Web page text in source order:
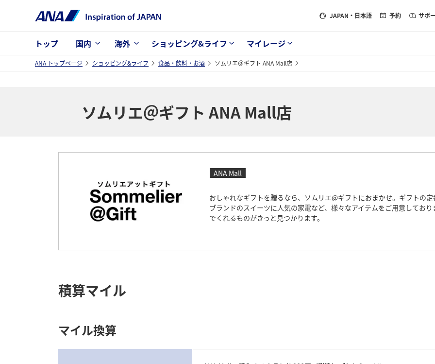
JAPAN ・日本語 予約 サポ
トップ 国内 海外 ショッピング&ライフ マイレージ
ANA トップページ ショッピング&ライフ 食品・飲料・お酒 ソムリエ＠ギフト ANA Mall店
ソムリエ＠ギフト ANA Mall店
ANA Mall
おしゃれなギフトを贈るなら、ソムリエ@ギフトにおまかせ。ギフトの
ブランドのスイーツに人気の家電など、様々なアイテムをご用意してお
でくれるものがきっと見つかります。
積算マイル
マイル換算